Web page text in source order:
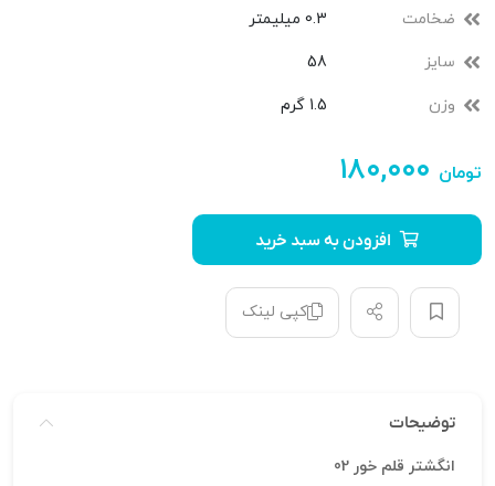
ضخامت 0.3 میلیمتر
سایز 58
وزن 1.5 گرم
۱۸۰,۰۰۰ تومان
افزودن به سبد خرید
کپی لینک
توضیحات
انگشتر قلم خور 02